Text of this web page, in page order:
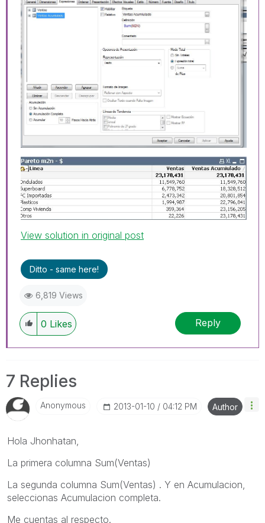
View solution in original post
Ditto - same here!
6,819 Views
0 Likes Reply
7 Replies
Anonymous ‎2013-01-10 04:12 PM Author
Hola Jhonhatan,
La primera columna Sum(Ventas)
La segunda columna Sum(Ventas) . Y en Acumulacion,
seleccionas Acumulacion completa.
Me cuentas al respecto.